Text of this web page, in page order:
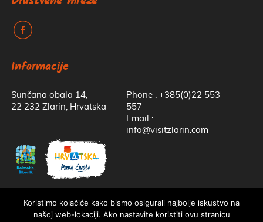
k
Informacije
Sunčana obala 14,
22 232 Zlarin, Hrvatska
Phone : +385(0)22 553
557
Email :
info@visitzlarin.com
Koristimo kolačiće kako bismo osigurali najbolje iskustvo na
našoj web-lokaciji. Ako nastavite koristiti ovu stranicu